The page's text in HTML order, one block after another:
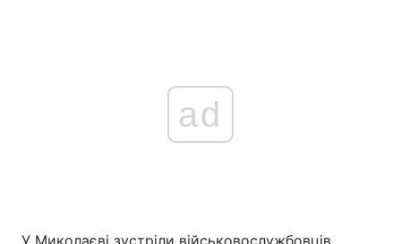
ad
У Миколаєві зустріли військовослужбовців